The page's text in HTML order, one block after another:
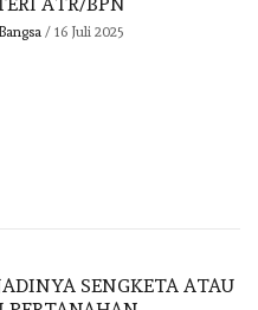
/ 16 Juli 2025
SENGKETA ATAU